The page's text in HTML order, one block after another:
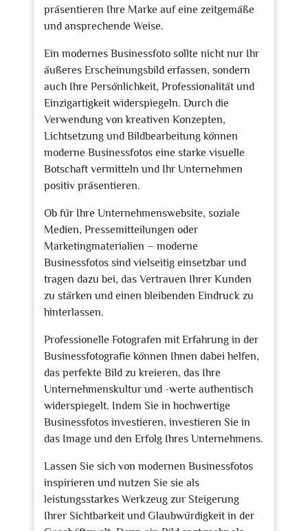
präsentieren Ihre Marke auf eine zeitgemäße
und ansprechende Weise.
Ein modernes Businessfoto sollte nicht nur Ihr
äußeres Erscheinungsbild erfassen, sondern
auch Ihre Persönlichkeit, Professionalität und
Einzigartigkeit widerspiegeln. Durch die
Verwendung von kreativen Konzepten,
Lichtsetzung und Bildbearbeitung können
moderne Businessfotos eine starke visuelle
Botschaft vermitteln und Ihr Unternehmen
positiv präsentieren.
Ob für Ihre Unternehmenswebsite, soziale
Medien, Pressemitteilungen oder
Marketingmaterialien – moderne
Businessfotos sind vielseitig einsetzbar und
tragen dazu bei, das Vertrauen Ihrer Kunden
zu stärken und einen bleibenden Eindruck zu
hinterlassen.
Professionelle Fotografen mit Erfahrung in der
Businessfotografie können Ihnen dabei helfen,
das perfekte Bild zu kreieren, das Ihre
Unternehmenskultur und -werte authentisch
widerspiegelt. Indem Sie in hochwertige
Businessfotos investieren, investieren Sie in
das Image und den Erfolg Ihres Unternehmens.
Lassen Sie sich von modernen Businessfotos
inspirieren und nutzen Sie sie als
leistungsstarkes Werkzeug zur Steigerung
Ihrer Sichtbarkeit und Glaubwürdigkeit in der